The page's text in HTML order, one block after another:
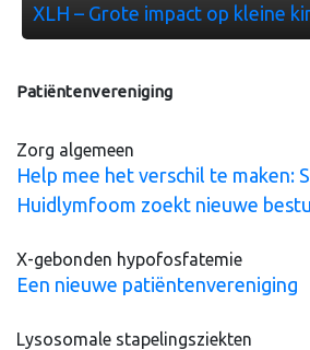
XLH – Grote impact op kleine
Patiëntenvereniging
Zorg algemeen
Help mee het verschil te maken:
Huidlymfoom zoekt nieuwe
X-gebonden hypofosfatemie
Een nieuwe patiëntenvereniging
Lysosomale stapelingsziekten